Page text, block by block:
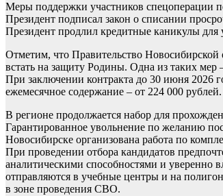
Меры поддержки участников спецоперации
Президент подписал закон о списании
Президент продлил кредитные каникулы
Отметим, что Правительство
встать на защиту Родины. Одна из таких
При заключении контракта до 30 июня 2026
ежемесячное содержание – от 224 000 рублей.
В регионе продолжается набор для
Гарантированное увольнение по желанию
Новосибирске организована работа по
При проведении отбора кандидатов
аналитическими способностями и
отправляются в учебные центры и на
в зоне проведения СВО.